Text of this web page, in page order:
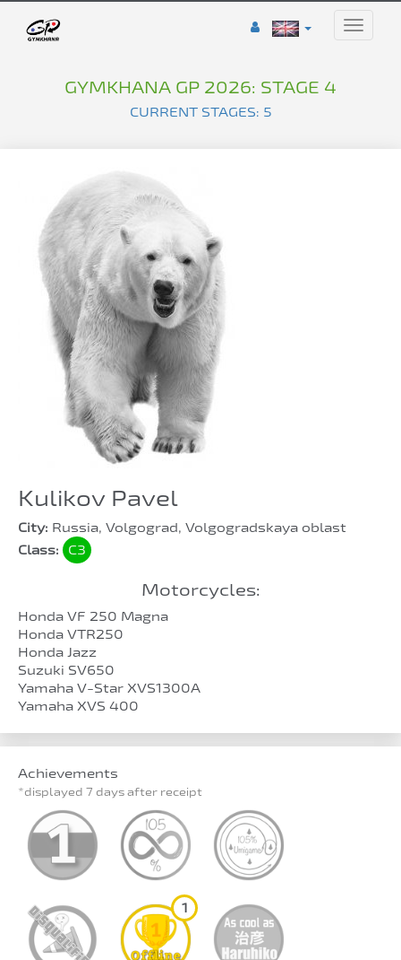
Toggle
GYMKHANA GP 2026: STAGE 4
CURRENT STAGES: 5
Kulikov Pavel
City: Russia, Volgograd, Volgogradskaya oblast
Class:
C3
Motorcycles:
Honda VF 250 Magna
Honda VTR250
Honda Jazz
Suzuki SV650
Yamaha V-Star XVS1300A
Yamaha XVS 400
Achievements
*displayed 7 days after receipt
1